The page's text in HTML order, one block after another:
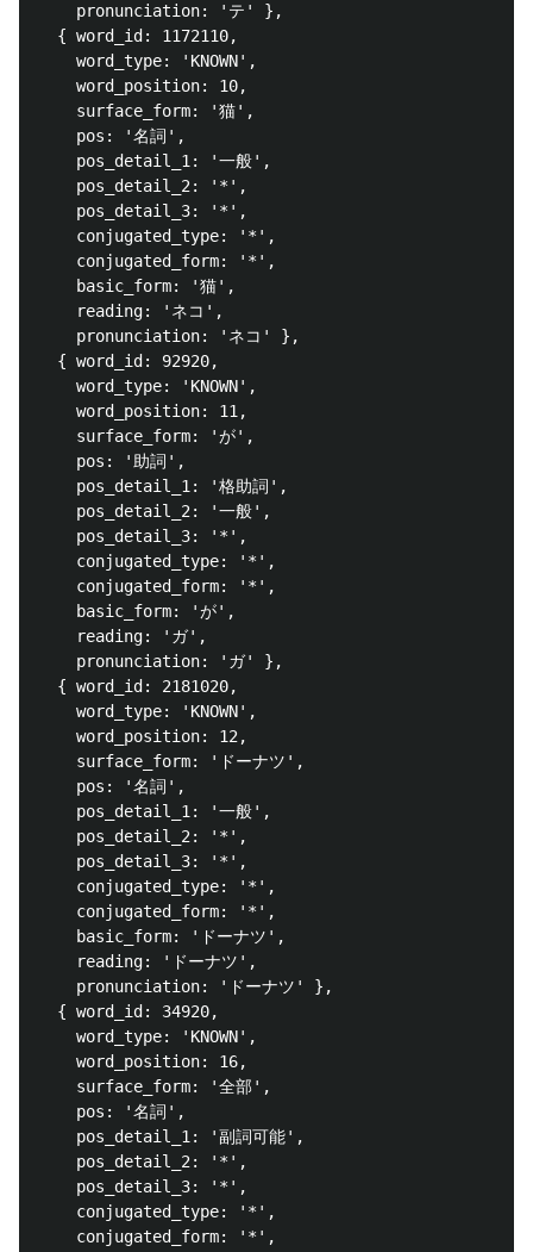
    pronunciation: 'テ' },
  { word_id: 1172110,
    word_type: 'KNOWN',
    word_position: 10,
    surface_form: '猫',
    pos: '名詞',
    pos_detail_1: '一般',
    pos_detail_2: '*',
    pos_detail_3: '*',
    conjugated_type: '*',
    conjugated_form: '*',
    basic_form: '猫',
    reading: 'ネコ',
    pronunciation: 'ネコ' },
  { word_id: 92920,
    word_type: 'KNOWN',
    word_position: 11,
    surface_form: 'が',
    pos: '助詞',
    pos_detail_1: '格助詞',
    pos_detail_2: '一般',
    pos_detail_3: '*',
    conjugated_type: '*',
    conjugated_form: '*',
    basic_form: 'が',
    reading: 'ガ',
    pronunciation: 'ガ' },
  { word_id: 2181020,
    word_type: 'KNOWN',
    word_position: 12,
    surface_form: 'ドーナツ',
    pos: '名詞',
    pos_detail_1: '一般',
    pos_detail_2: '*',
    pos_detail_3: '*',
    conjugated_type: '*',
    conjugated_form: '*',
    basic_form: 'ドーナツ',
    reading: 'ドーナツ',
    pronunciation: 'ドーナツ' },
  { word_id: 34920,
    word_type: 'KNOWN',
    word_position: 16,
    surface_form: '全部',
    pos: '名詞',
    pos_detail_1: '副詞可能',
    pos_detail_2: '*',
    pos_detail_3: '*',
    conjugated_type: '*',
    conjugated_form: '*',